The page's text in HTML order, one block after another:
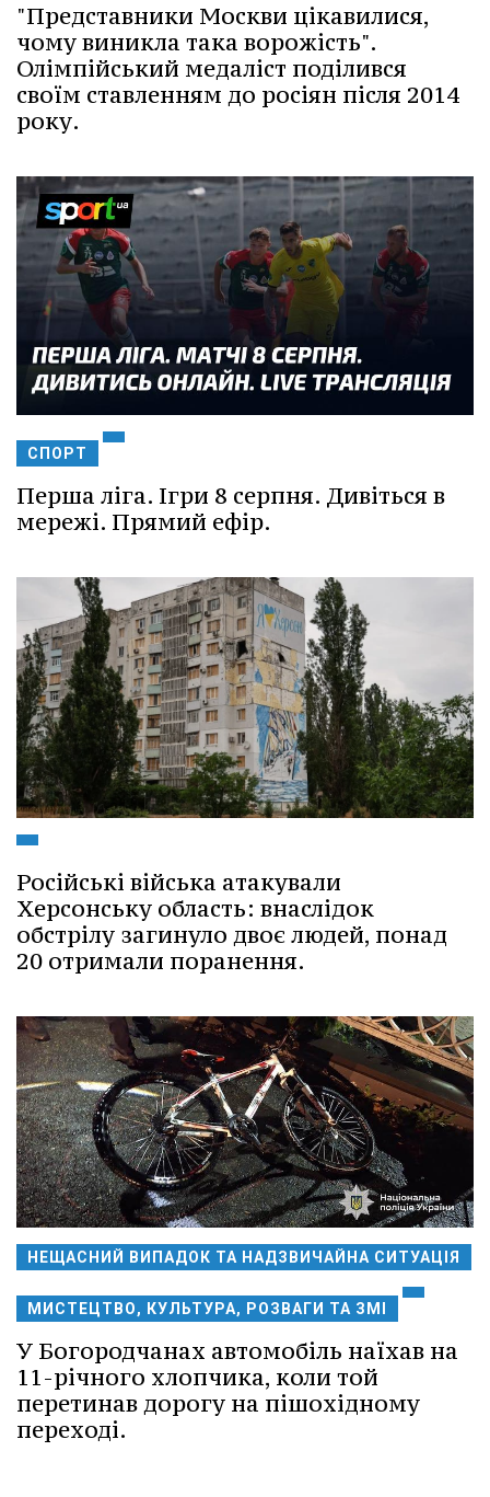
"Представники Москви цікавилися,
чому виникла така ворожість".
Олімпійський медаліст поділився
своїм ставленням до росіян після 2014
року.
СПОРТ
Перша ліга. Ігри 8 серпня. Дивіться в
мережі. Прямий ефір.
Російські війська атакували
Херсонську область: внаслідок
обстрілу загинуло двоє людей, понад
20 отримали поранення.
НЕЩАСНИЙ ВИПАДОК ТА НАДЗВИЧАЙНА СИТУАЦІЯ
МИСТЕЦТВО, КУЛЬТУРА, РОЗВАГИ ТА ЗМІ
У Богородчанах автомобіль наїхав на
11-річного хлопчика, коли той
перетинав дорогу на пішохідному
переході.